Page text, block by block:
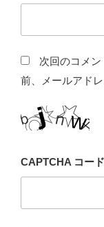
次回のコメ
前、メールアド
CAPTCHA コード